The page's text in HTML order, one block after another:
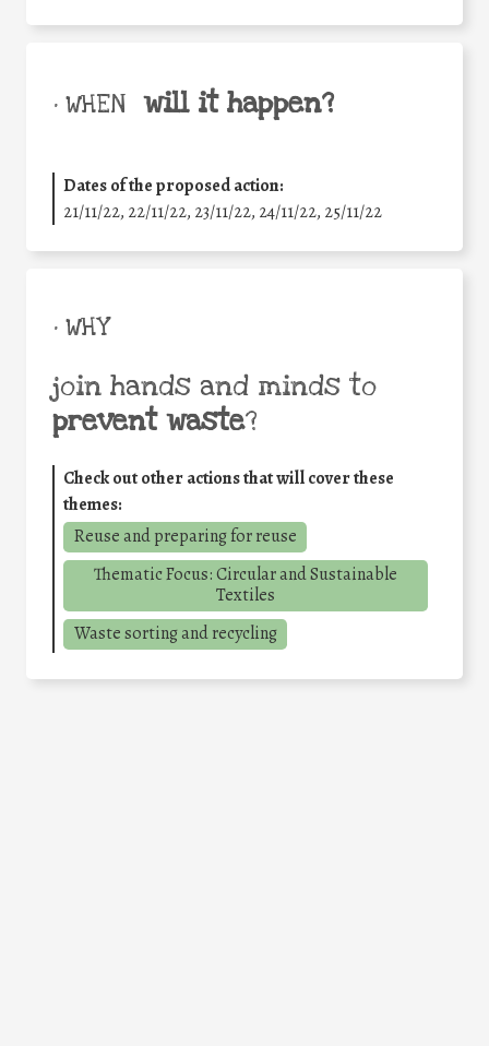
• WHEN will it happen?
Dates of the proposed action:
21/11/22, 22/11/22, 23/11/22, 24/11/22, 25/11/22
• WHY
join hands and minds to
prevent waste?
Check out other actions that will cover these
themes:
Reuse and preparing for reuse
Thematic Focus: Circular and Sustainable
Textiles
Waste sorting and recycling